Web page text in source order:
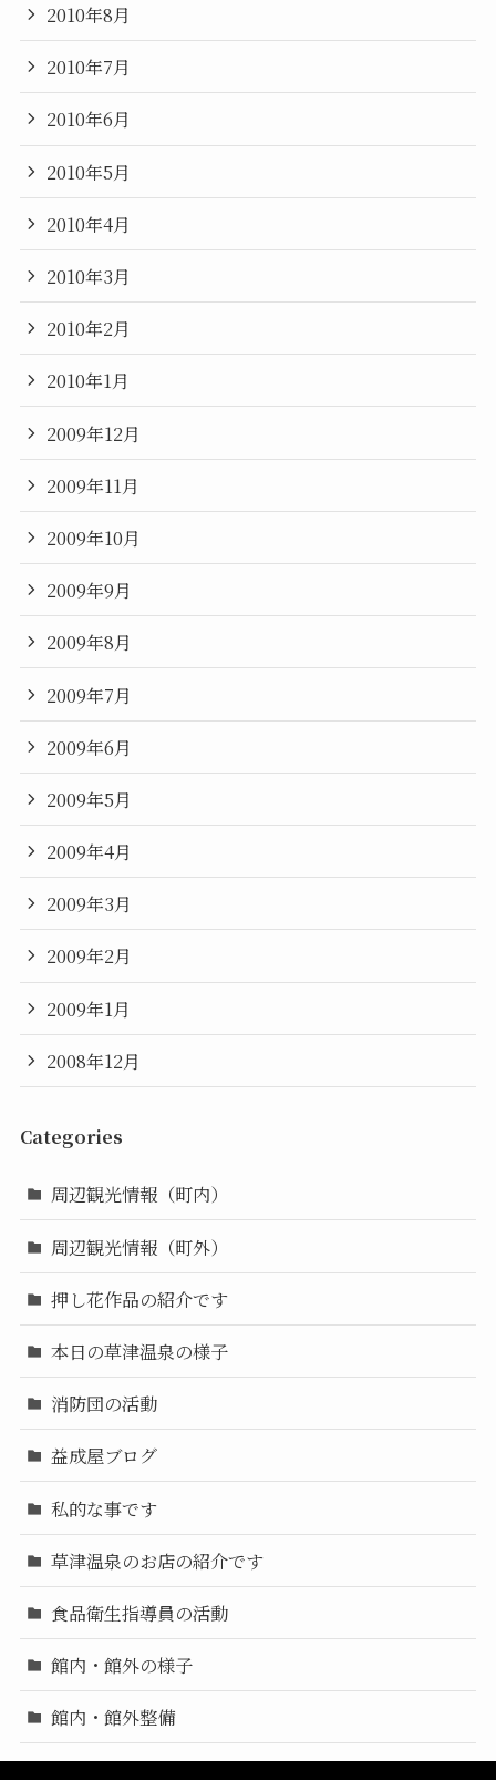
2010年8月
2010年7月
2010年6月
2010年5月
2010年4月
2010年3月
2010年2月
2010年1月
2009年12月
2009年11月
2009年10月
2009年9月
2009年8月
2009年7月
2009年6月
2009年5月
2009年4月
2009年3月
2009年2月
2009年1月
2008年12月
Categories
周辺観光情報（町内）
周辺観光情報（町外）
押し花作品の紹介です
本日の草津温泉の様子
消防団の活動
益成屋ブログ
私的な事です
草津温泉のお店の紹介です
食品衛生指導員の活動
館内・館外の様子
館内・館外整備